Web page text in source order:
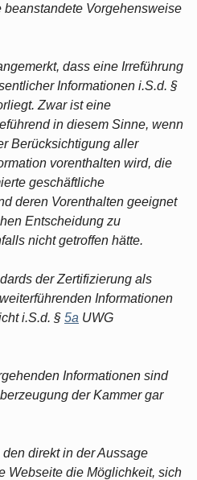
Vorgehensweise
dass eine Irreführung
Informationen i.S.d. §
Zwar ist eine
in diesem Sinne, wenn
Berücksichtigung aller
vorenthalten wird, die
geschäftliche
deren Vorenthalten geeignet
Entscheidung zu
nicht getroffen hätte.
der Zertifizierung als
Informationen
i.S.d. § 5a UWG
Informationen sind
der Kammer gar
direkt in der Aussage
Webseite die Möglichkeit, sich